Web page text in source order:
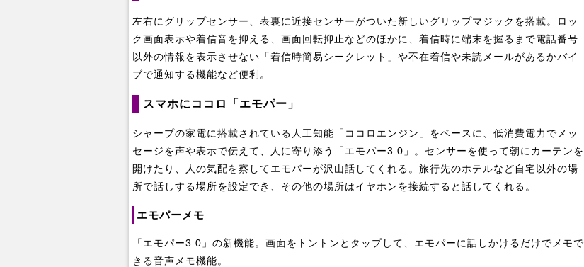
左右にグリップセンサー、表裏に近接センサーがついた新しいグリップマジックを搭載。ロッ
ク画面表示や着信音を抑える、画面回転抑止などのほかに、着信時に端末を握るまで電話番号
以外の情報を表示させない「着信時簡易シークレット」や不在着信や未読メールがあるかバイ
ブで通知する機能など便利。
スマホにココロ「エモパー」
シャープの家電に搭載されている人工知能「ココロエンジン」をベースに、低消費電力でメッ
セージを声や表示で伝えて、人に寄り添う「エモパー3.0」。センサーを使って朝にカーテンを
開けたり、人の気配を察してエモパーが沢山話してくれる。旅行先のホテルなど自宅以外の場
所で話しする場所を設定でき、その他の場所はイヤホンを接続すると話してくれる。
エモパーメモ
「エモパー3.0」の新機能。画面をトントンとタップして、エモパーに話しかけるだけでメモで
きる音声メモ機能。